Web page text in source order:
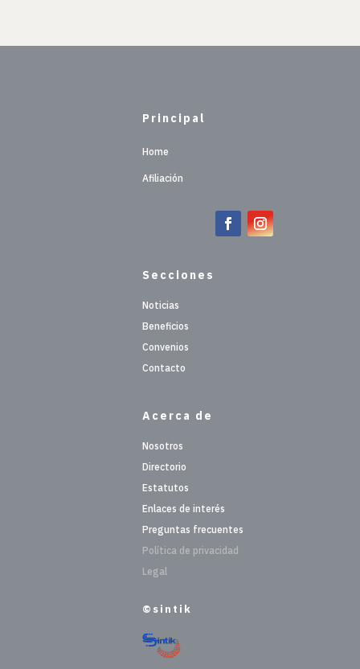
Principal
Home
Afiliación
Secciones
Noticias
Beneficios
Convenios
Contacto
Acerca de
Nosotros
Directorio
Estatutos
Enlaces de interés
Preguntas frecuentes
Política de privacidad
Legal
©sintik